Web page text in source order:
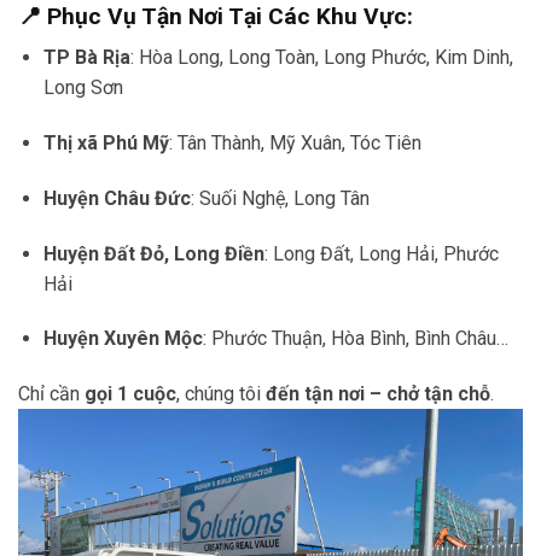
📍 Phục Vụ Tận Nơi Tại Các Khu Vực:
TP Bà Rịa: Hòa Long, Long Toàn, Long Phước, Kim Dinh,
Long Sơn
Thị xã Phú Mỹ: Tân Thành, Mỹ Xuân, Tóc Tiên
Huyện Châu Đức: Suối Nghệ, Long Tân
Huyện Đất Đỏ, Long Điền: Long Đất, Long Hải, Phước
Hải
Huyện Xuyên Mộc: Phước Thuận, Hòa Bình, Bình Châu…
Chỉ cần gọi 1 cuộc, chúng tôi đến tận nơi – chở tận chỗ.